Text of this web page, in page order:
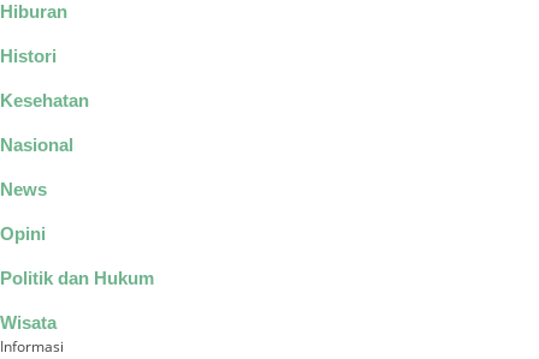
Hiburan
Histori
Kesehatan
Nasional
News
Opini
Politik dan Hukum
Wisata
Informasi